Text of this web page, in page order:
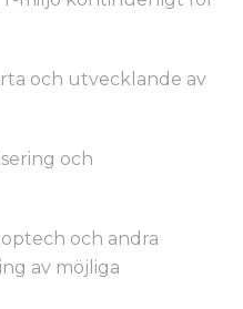
och utvecklande av
och
och andra
av möjliga